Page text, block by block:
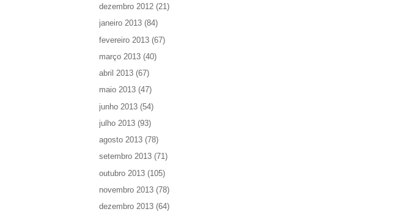
dezembro 2012 (21)
janeiro 2013 (84)
fevereiro 2013 (67)
março 2013 (40)
abril 2013 (67)
maio 2013 (47)
junho 2013 (54)
julho 2013 (93)
agosto 2013 (78)
setembro 2013 (71)
outubro 2013 (105)
novembro 2013 (78)
dezembro 2013 (64)